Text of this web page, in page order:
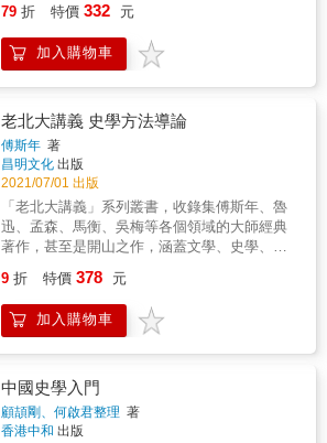
價，認為它不僅記錄歷史，更建構了對「做
人」的基本認知。無論是屈原投江、伍子胥鞭
屍、劉邦唱楚歌，還是鮑叔推薦管仲，皆展現
大。趙宗彪透過深入淺出的文字，把司馬遷筆
下的悲壯與激情轉化為當代讀者的精神滋養，
讓我們在今日仍能聽見兩千年前的呼喊與回
音。【本書特色】：本書以《史記》為基礎，
深入淺出地解讀古代人物背後的歷史精神與人
性光輝。作者以現代視角重讀古文，結合個人
思考與歷史感懷，從忠誠、道義、改革、尊嚴
等主題切入，呈現一部兼具深度與情感的歷史
散文。全書文筆犀利，時而感性，時而批判，
骨氣的人」。
&mdash;&mdash;「唐朝盛世」。 西元618
出現了阿拉伯帝國，他們把羅馬帝國最後的根
&mdash;&mdash;東羅馬帝國給打垮了，他們
一路過關斬將，把敘利亞、大馬士革、埃及甚
至渡海把西班牙也給佔領了，當時歐洲的法蘭
西帝國忙著應付戰爭，人民衣無蔽體、民不聊
生，東歐與北歐更是一片蠻荒之地。 當時的日
本正處於飛鳥時代，只有語言沒有文字，西元
645年，才由孝德天皇推行「大化革新」，派出
大量的「遣唐使」，釐定官制；實行均田制；
改良稅制，行租庸調法；建立兵制，仿府兵
制；仿唐律，確立法律；創立學制；調查戶
口，建立以天皇為中心的中央集權國家體制。
當時的韓國，新羅聯合唐朝先後滅百濟、高句
麗而統一朝鮮，建立專制王權，篤信佛教，並
且以佛教作為統一思想與文化的工具，用唐衣
權，並且在朝鮮的平壤、越南的河內設有長住
官，稱為「都護府」。當時西方世界的腐敗、
混亂、分裂，只有中東的穆斯林阿拉伯人的帝
嗎？ 從最原始的群居部落，到統一的王朝出
現， 從少康中興、開元之治，到八國聯軍、末
代皇帝， 從漢人稱霸，到外族入主中原， 草原
79 折 特價 332 元
加入購物車
老北大講義 史學方法導論
傅斯年 著
昌明文化 出版
2021/07/01 出版
「老北大講義」系列叢書，收錄集傅斯年、魯
迅、孟森、馬衡、吳梅等各個領域的大師經典
著作，甚至是開山之作，涵蓋文學、史學、藝
可替代的價值，對現代學術的發展具有啟迪意
義，同時也是不可多得的珍貴資料。 《史學方
法導論》收錄了傅斯年先生有關史學研究的學
法」三個方面闡述其史學思想和治學方法，提
出了「上窮碧落下黃泉，動手動腳找東西」的
原則。該書完全代表了傅斯年提出的「史學即
9 折 特價 378 元
加入購物車
中國史學入門
顧頡剛、何啟君整理 著
香港中和 出版